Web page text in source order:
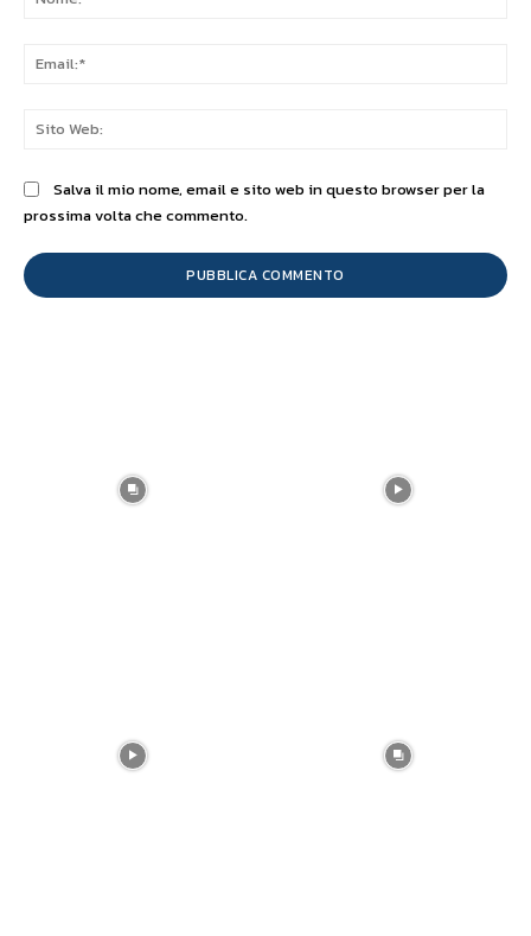
Salva il mio nome, email e sito web in questo browser per la
prossima volta che commento.